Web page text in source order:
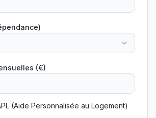
(€)
(Aide Personnalisée au Logement)